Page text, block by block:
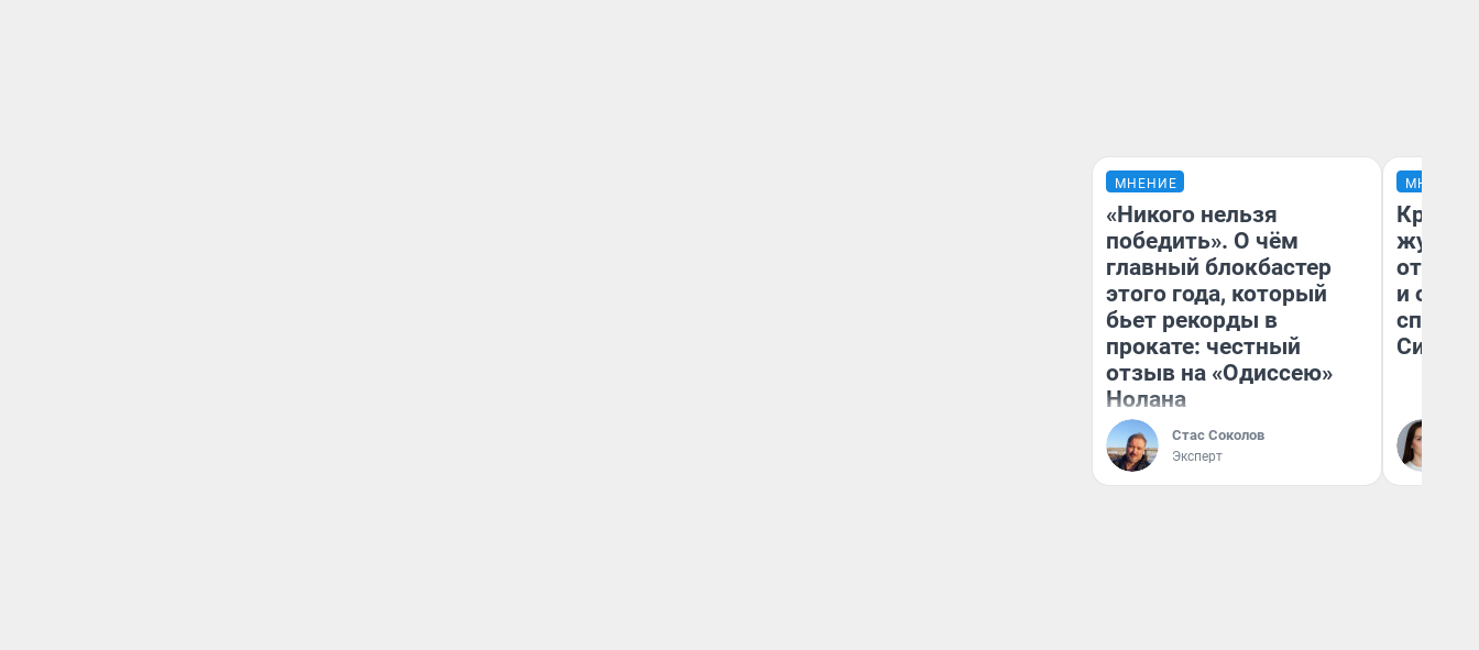
МНЕНИЕ
«Никого нельзя
победить». О чём
главный блокбастер
этого года, который
бьет рекорды в
прокате: честный
отзыв на «Одиссею»
Нолана
Стас Соколов
Эксперт
МНЕНИЕ
и
споре